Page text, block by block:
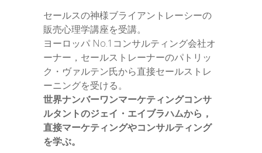
セールスの神様ブライアントレーシーの
販売心理学講座を受講。
ヨーロッパ No.1コンサルティング会社オ
ーナー，セールストレーナーのパトリッ
ク・ヴァルテン氏から直接セールストレ
ーニングを受ける。
世界ナンバーワンマーケティングコンサ
ルタントのジェイ・エイブラハムから，
直接マーケティングやコンサルティング
を学ぶ。